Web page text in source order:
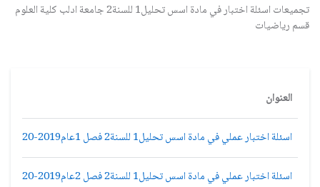
تجميعات اسئلة اختبار في مادة اسس تحليل1 للسنة2 جامعة ادلب كلية العلوم
قسم رياضيات
العنوان
اسئلة اختبار عملي في مادة اسس تحليل1 للسنة2 فصل 1عام2019-2020ادلب رياضيات
اسئلة اختبار عملي في مادة اسس تحليل1 للسنة2 فصل 2عام2019-2020ادلب رياضيات